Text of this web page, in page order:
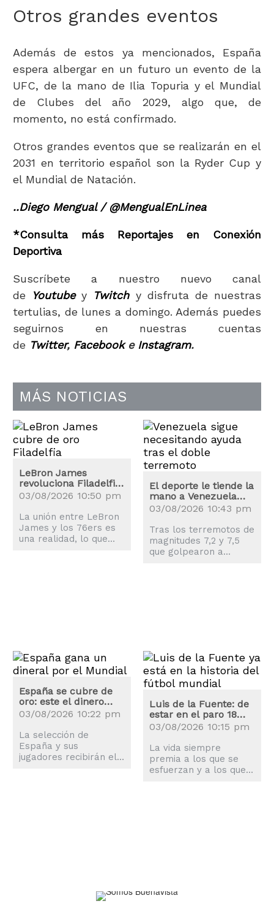
Otros grandes eventos
Además de estos ya mencionados, España
espera albergar en un futuro un evento de la
UFC, de la mano de Ilia Topuria y el Mundial
de Clubes del año 2029, algo que, de
momento, no está confirmado.
Otros grandes eventos que se realizarán en el
2031 en territorio español son la Ryder Cup y
el Mundial de Natación.
..Diego Mengual / @MengualEnLinea
*Consulta más Reportajes en Conexión
Deportiva
Suscríbete a nuestro nuevo canal
de
Youtubey Twitchy disfruta de nuestras
tertulias, de lunes a domingo. Además puedes
seguirnos en nuestras cuentas
de Twitter, Facebooke Instagram.
MÁS NOTICIAS
LeBron James
revoluciona Filadelfia:
los precios de las
entradas se disparan
03/08/2026 10:50 pm
La unión entre LeBron
James y los 76ers es
una realidad, lo que
El deporte le tiende la
mano a Venezuela
tras los terremotos
03/08/2026 10:43 pm
Tras los terremotos de
magnitudes 7,2 y 7,5
que golpearon a
España se cubre de
oro: este el dinero
que recibirán la
selección y los
jugadores
03/08/2026 10:22 pm
La selección de
España y sus
jugadores recibirán el
Luis de la Fuente: de
estar en el paro 18
meses a campeón del
mundo
03/08/2026 10:15 pm
La vida siempre
premia a los que se
esfuerzan y a los que